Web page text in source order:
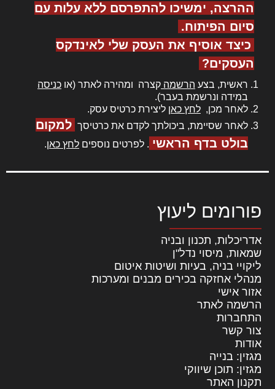
ההרצה, ימשיכו להתפרסם ללא עלות עם
סיום הפיתוח.
כיצד אוסיף את העסק שלי לאינדקס
העסקים?
ראשית, בצע הרשמה קצרה ומהירה לאתר (או כניסה
במידה ונרשמת בעבר).
לאחר מכן, לחץ כאן ליצירת כרטיס עסק.
לאחר שסיימת, ביכולתך לקדם את כרטיסך למקום
בולט בדף הראשי . לפרטים נוספים לחץ כאן.
פורומים ליעוץ
אדריכלות, תכנון ובניה
שמאות, מיסוי נדל"ן
ליקויי בניה, בעיות ושיטות איטום
מנהלי אחזקה בכירים מבנים ומערכות
אזור אישי
הרשמה לאתר
התחברות
צור קשר
אודות
מגזין: בנייה
מגזין: תוכן שיווקי
תקנון האתר